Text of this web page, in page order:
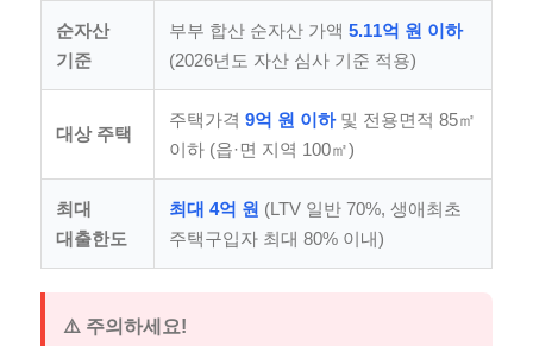
순자산
기준
부부 합산 순자산 가액 5.11억 원 이하
(2026년도 자산 심사 기준 적용)
대상 주택
주택가격 9억 원 이하및 전용면적 85㎡
이하 (읍·면 지역 100㎡)
최대
대출한도
최대 4억 원 (LTV 일반 70%, 생애최초
주택구입자 최대 80% 이내)
⚠️ 주의하세요!